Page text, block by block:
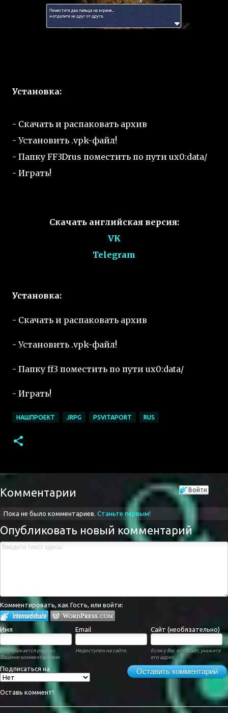
Установка:
- Скачать и распаковать архив
- Установить .vpk-файл!
- Папку FF3Drus поместить по пути ux0:data/
- Играть!
Скачать английская версия:
VK
Telegram
Установка:
- Скачать и распаковать архив
- Установить .vpk-файл!
- Папку ff3 поместить по пути ux0:data/
- Играть!
НАШПРОЕКТ JRPG PSVITAPORT RUS
Войти
Комментарии
Пока не было комментариев. Станьте первым!
Опубликовать новый комментарий
Комментировать, как Гость, или войти:
Имя Email Сайт (необязательно)
Отображается рядом с
Вашими комментариями
Недоступен на сайте.
Если у Вас есть сайт, укажите
его адрес.
Оставить комментарий
Подписаться на
Оставь коммент!